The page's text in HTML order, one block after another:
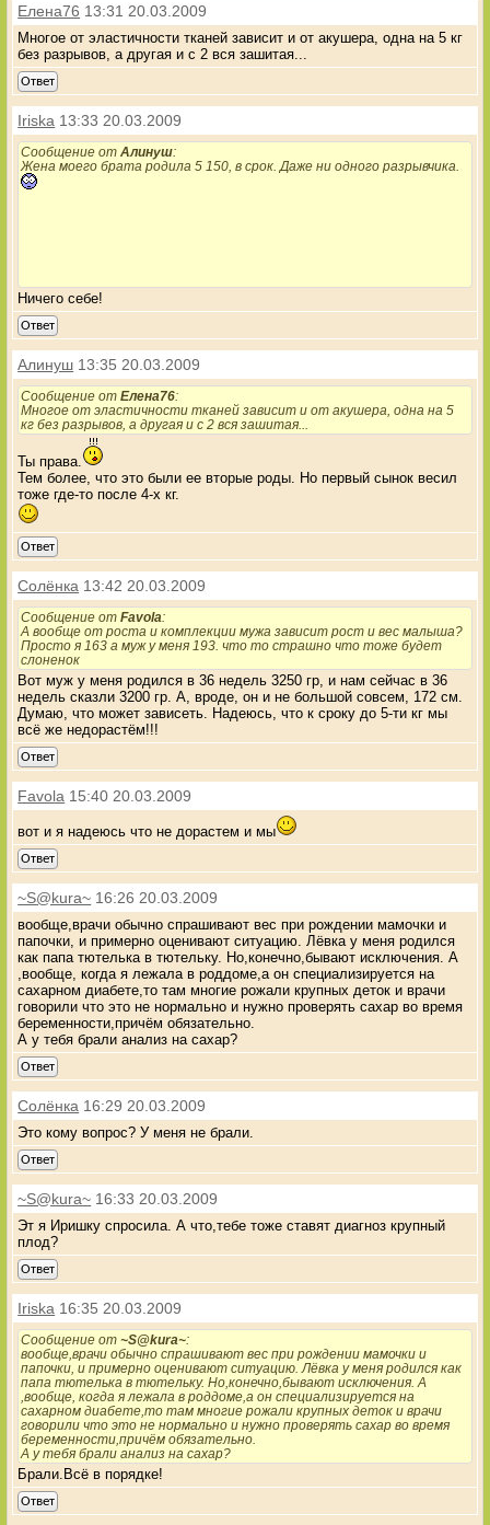
Елена76 13:31 20.03.2009
Многое от эластичности тканей зависит и от акушера, одна на 5 кг
без разрывов, а другая и с 2 вся зашитая...
Ответ
Iriska 13:33 20.03.2009
Сообщение от Алинуш:
Жена моего брата родила 5 150, в срок. Даже ни одного разрывчика.
Ничего себе!
Ответ
Алинуш 13:35 20.03.2009
Сообщение отЕлена76:
Многое от эластичности тканей зависит и от акушера, одна на 5
кг без разрывов, а другая и с 2 вся зашитая...
Ты права.
Тем более, что это были ее вторые роды. Но первый сынок весил
тоже где-то после 4-х кг.
Ответ
Солёнка 13:42 20.03.2009
Сообщение отFavola:
А вообще от роста и комплекции мужа зависит рост и вес малыша?
Просто я 163 а муж у меня 193. что то страшно что тоже будет
слоненок
Вот муж у меня родился в 36 недель 3250 гр, и нам сейчас в 36
недель сказли 3200 гр. А, вроде, он и не большой совсем, 172 см.
Думаю, что может зависеть. Надеюсь, что к сроку до 5-ти кг мы
всё же недорастём!!!
Ответ
Favola 15:40 20.03.2009
вот и я надеюсь что не дорастем и мы
Ответ
~S@kura~ 16:26 20.03.2009
вообще,врачи обычно спрашивают вес при рождении мамочки и
папочки, и примерно оценивают ситуацию. Лёвка у меня родился
как папа тютелька в тютельку. Но,конечно,бывают исключения. А
,вообще, когда я лежала в роддоме,а он специализируется на
сахарном диабете,то там многие рожали крупных деток и врачи
говорили что это не нормально и нужно проверять сахар во время
беременности,причём обязательно.
А у тебя брали анализ на сахар?
Ответ
Солёнка 16:29 20.03.2009
Это кому вопрос? У меня не брали.
Ответ
~S@kura~ 16:33 20.03.2009
Эт я Иришку спросила. А что,тебе тоже ставят диагноз крупный
плод?
Ответ
Iriska 16:35 20.03.2009
Сообщение от~S@kura~:
вообще,врачи обычно спрашивают вес при рождении мамочки и
папочки, и примерно оценивают ситуацию. Лёвка у меня родился как
папа тютелька в тютельку. Но,конечно,бывают исключения. А
,вообще, когда я лежала в роддоме,а он специализируется на
сахарном диабете,то там многие рожали крупных деток и врачи
говорили что это не нормально и нужно проверять сахар во время
беременности,причём обязательно.
А у тебя брали анализ на сахар?
Брали.Всё в порядке!
Ответ